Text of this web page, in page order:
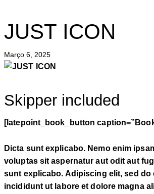
JUST ICON
Março 6, 2025
Skipper included
[latepoint_book_button
Dicta sunt explicabo. Nemo enim
voluptas sit aspernatur aut odit aut
sunt explicabo. Adipiscing elit, sed do
incididunt ut labore et dolore magna